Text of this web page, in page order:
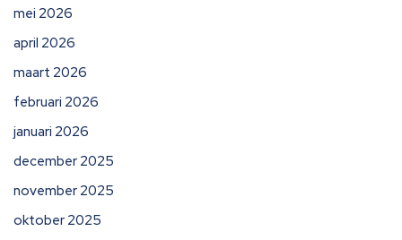
mei 2026
april 2026
maart 2026
februari 2026
januari 2026
december 2025
november 2025
oktober 2025